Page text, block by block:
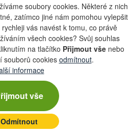
soubory cookies. Některé z nich
zatímco jiné nám pomohou vylepšit
vás navést k tomu, co právě
všech cookies? Svůj souhlas
na tlačítko Přijmout vše nebo
souborů cookies odmítnout.
informace
vše
Odmítnout
(GDPR)